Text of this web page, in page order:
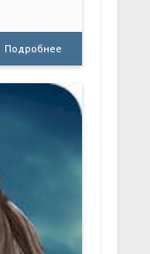
Подробнее